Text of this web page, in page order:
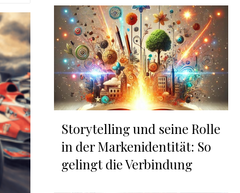
Storytelling und seine Rolle
in der Markenidentität: So
gelingt die Verbindung